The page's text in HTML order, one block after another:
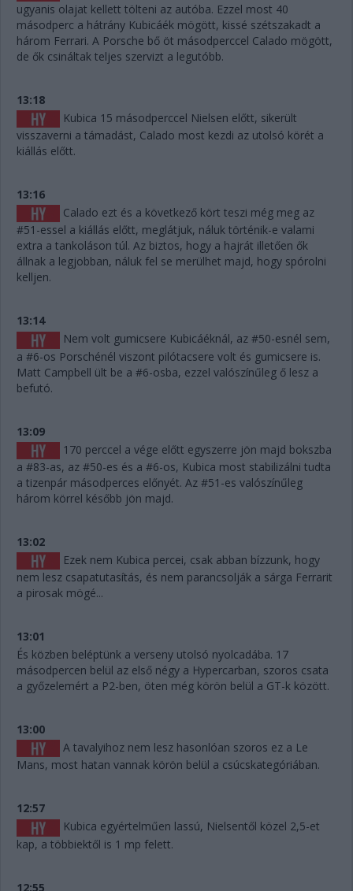
ugyanis olajat kellett tölteni az autóba. Ezzel most 40
másodperc a hátrány Kubicáék mögött, kissé szétszakadt a
három Ferrari. A Porsche bő öt másodperccel Calado mögött,
de ők csináltak teljes szervizt a legutóbb.
13:18
Kubica 15 másodperccel Nielsen előtt, sikerült
visszaverni a támadást, Calado most kezdi az utolsó körét a
kiállás előtt.
13:16
Calado ezt és a következő kört teszi még meg az
#51-essel a kiállás előtt, meglátjuk, náluk történik-e valami
extra a tankoláson túl. Az biztos, hogy a hajrát illetően ők
állnak a legjobban, náluk fel se merülhet majd, hogy spórolni
kelljen.
13:14
Nem volt gumicsere Kubicáéknál, az #50-esnél sem,
a #6-os Porschénél viszont pilótacsere volt és gumicsere is.
Matt Campbell ült be a #6-osba, ezzel valószínűleg ő lesz a
befutó.
13:09
170 perccel a vége előtt egyszerre jön majd bokszba
a #83-as, az #50-es és a #6-os, Kubica most stabilizálni tudta
a tizenpár másodperces előnyét. Az #51-es valószínűleg
három körrel később jön majd.
13:02
Ezek nem Kubica percei, csak abban bízzunk, hogy
nem lesz csapatutasítás, és nem parancsolják a sárga Ferrarit
a pirosak mögé...
13:01
És közben beléptünk a verseny utolsó nyolcadába. 17
másodpercen belül az első négy a Hypercarban, szoros csata
a győzelemért a P2-ben, öten még körön belül a GT-k között.
13:00
A tavalyihoz nem lesz hasonlóan szoros ez a Le
Mans, most hatan vannak körön belül a csúcskategóriában.
12:57
Kubica egyértelműen lassú, Nielsentől közel 2,5-et
kap, a többiektől is 1 mp felett.
12:55